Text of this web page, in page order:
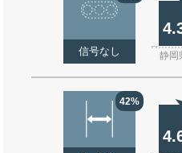
信号なし 静岡
42%